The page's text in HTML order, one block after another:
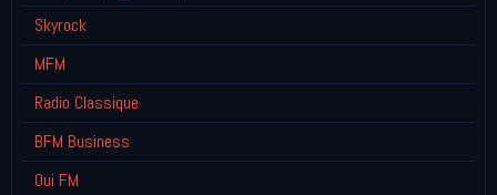
Skyrock
MFM
Radio Classique
BFM Business
Oui FM